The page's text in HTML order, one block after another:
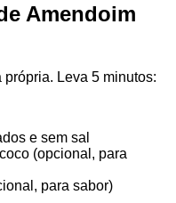
Amendoim
Leva 5 minutos:
e sem sal
(opcional, para
para sabor)